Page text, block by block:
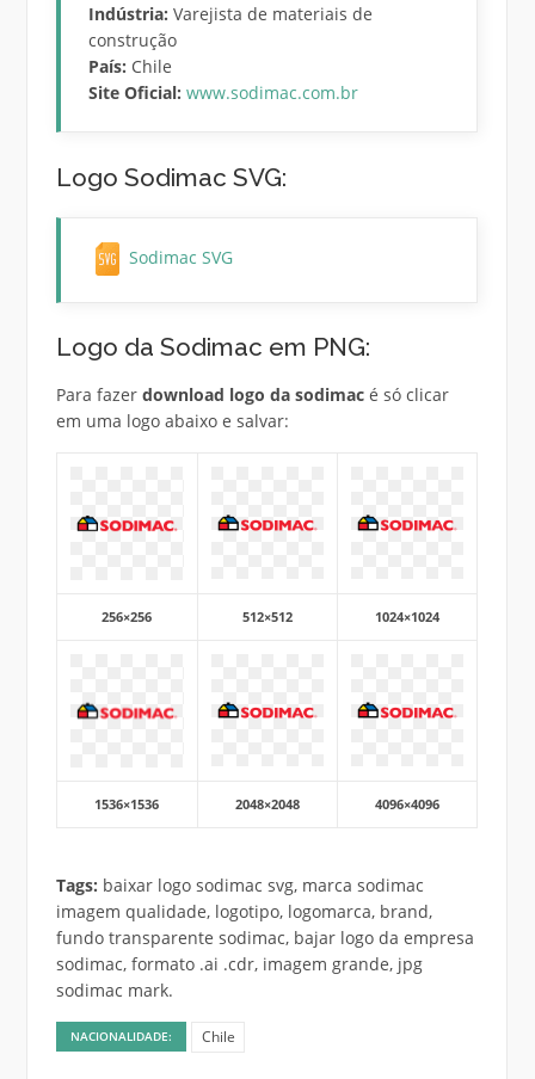
Indústria: Varejista de materiais de
construção
País: Chile
Site Oficial: www.sodimac.com.br
Logo Sodimac SVG:
Sodimac SVG
Logo da Sodimac em PNG:
Para fazer download logo da sodimacé só clicar
em uma logo abaixo e salvar:
256×256 512×512 1024×1024
1536×1536 2048×2048 4096×4096
Tags: baixar logo sodimac svg, marca sodimac
imagem qualidade, logotipo, logomarca, brand,
fundo transparente sodimac, bajar logo da empresa
sodimac, formato .ai .cdr, imagem grande, jpg
sodimac mark.
NACIONALIDADE: Chile